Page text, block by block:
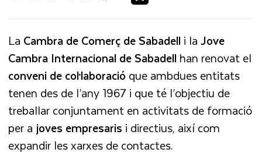
La Cambra de Comerçde Sabadelli laJove
Cambra Internacional de Sabadellhan renovat el
conveni de col·laboració que ambdues entitats
tenen des de l’any 1967 i que té l’objectiu de
treballar conjuntament en activitats de formació
per a joves empresaris i directius, així com
expandir les xarxes de contactes.